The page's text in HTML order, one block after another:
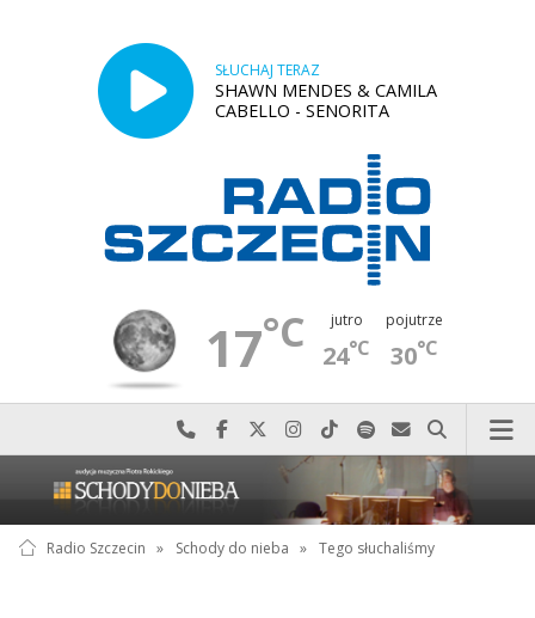
SŁUCHAJ TERAZ
SHAWN MENDES & CAMILA
CABELLO - SENORITA
17°C jutro
24°C
pojutrze
30°C
Najlepiej po prostu do nas zadzwoń
Odwiedź nas na Facebook-u
Odwiedź nas na X
Odwiedź nas na Instagram-ie
Odwiedź nas na TikTok-u
Szukaj nas na Spotify
Wyślij do nas
Szukaj
Radio Szczecin » Schody do nieba » Tego słuchaliśmy